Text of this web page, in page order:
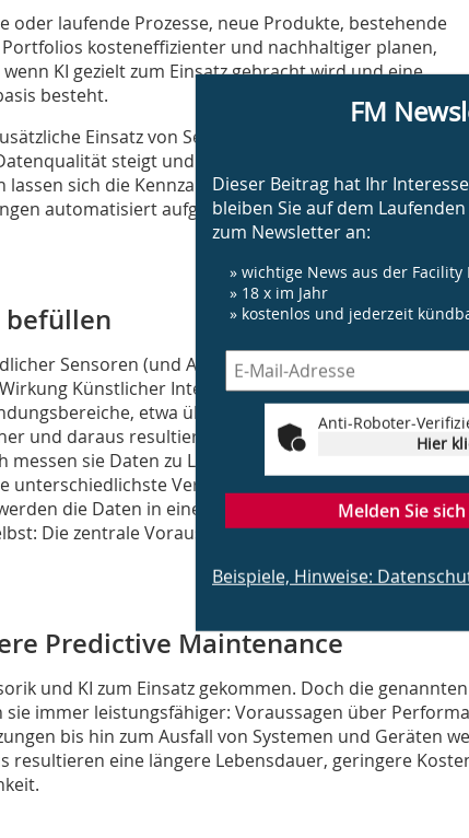
oder laufende Prozesse, neue Produkte, bestehende
kosteneffizienter und nachhaltiger planen,
KI gezielt zum Einsatz gebracht wird und eine
besteht.
Einsatz von Sensorik die erforderliche
steigt und Datenquellen werden frei
sich die Kennzahlen erweitern, Vorhersagen
automatisiert aufgezeigt: Die strategische
befüllen
Sensoren (und Aktoren) schafft die zentrale
Künstlicher Intelligenz. Sie erfassen Daten
etwa über die Nutzung einer Immobilie
und daraus resultierend zu Präsenzen und
messen sie Daten zu Licht, Temperatur oder
unterschiedlichste Verbräuche (Energie …). Über IoT
die Daten in einer Cloud gespeichert und der
Die zentrale Voraussetzung für die Wirkung
Predictive ­Maintenance
und KI zum Einsatz gekommen. Doch die genannten
sie immer leistungsfähiger: Voraussagen über
bis hin zum Ausfall von Systemen und Geräten
resultieren eine längere Lebensdauer, geringere
FM
Dieser Beitrag hat Ihr
bleiben Sie auf dem
zum Newsletter an:
» wichtige News aus der
» 18 x im Jahr
» kostenlos und jederzeit
Anti-Roboter-
Hier
Melden Sie
Beispiele, Hinweise: